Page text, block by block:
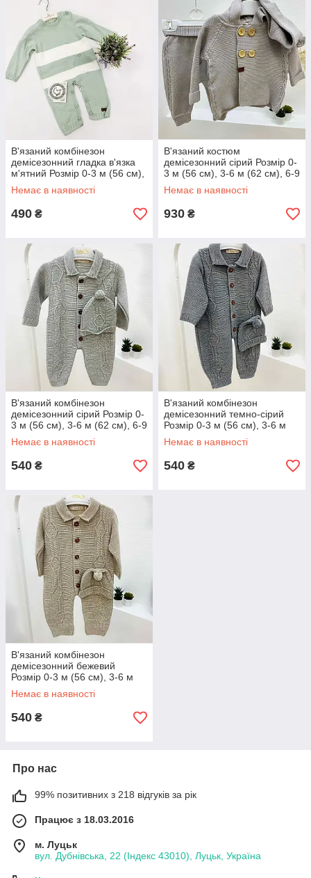
В'язаний комбінезон
демісезонний гладка в'язка
м'ятний Розмір 0-3 м (56 см),
3-6 м (62 см), 6-9 м (68 см)
Немає в наявності
490 ₴
В'язаний костюм
демісезонний сірий Розмір 0-
3 м (56 см), 3-6 м (62 см), 6-9
м (68 см), 9-12 м (74 см)
Немає в наявності
930 ₴
В'язаний комбінезон
демісезонний сірий Розмір 0-
3 м (56 см), 3-6 м (62 см), 6-9
м (68 см)
Немає в наявності
540 ₴
В'язаний комбінезон
демісезонний темно-сірий
Розмір 0-3 м (56 см), 3-6 м
(62 см), 6-9 м (68 см)
Немає в наявності
540 ₴
В'язаний комбінезон
демісезонний бежевий
Розмір 0-3 м (56 см), 3-6 м
(62 см), 6-9 м (68 см)
Немає в наявності
540 ₴
Про нас
99% позитивних з 218 відгуків за рік
Працює з 18.03.2016
м. Луцьк
вул. Дубнівська, 22 (Індекс 43010), Луцьк, Україна